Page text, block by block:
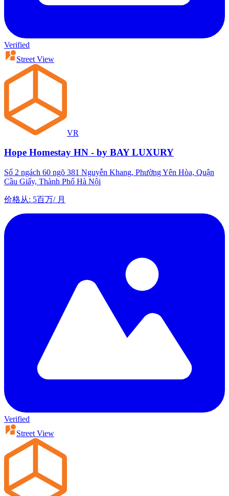
Verified
Street View
VR
Hope Homestay HN - by BAY LUXURY
Số 2 ngách 60 ngõ 381 Nguyễn Khang, Phường Yên Hòa, Quận
Cầu Giấy, Thành Phố Hà Nội
价格从: 5百万/月
Verified
Street View